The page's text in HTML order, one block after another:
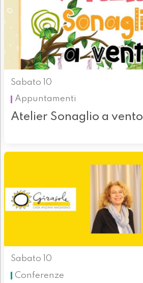
Sabato 10
Appuntamenti
Atelier Sonaglio a vento
Sabato 10
Conferenze